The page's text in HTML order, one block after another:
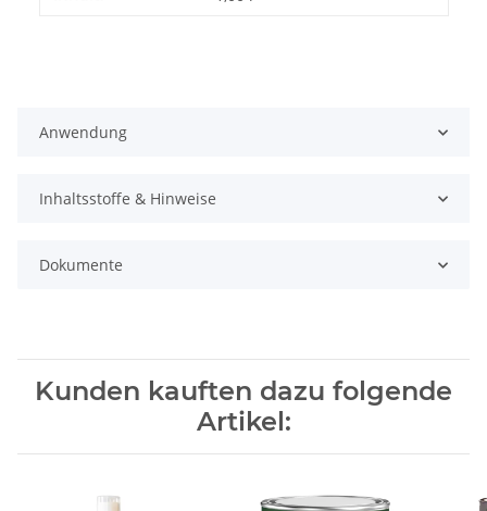
Anwendung
Inhaltsstoffe & Hinweise
Dokumente
Kunden kauften dazu folgende
Artikel: